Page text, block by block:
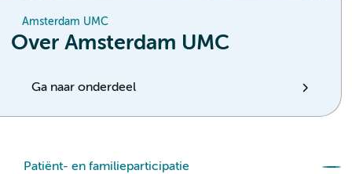
Amsterdam UMC
Over Amsterdam UMC
Ga naar onderdeel
Patiënt- en familieparticipatie